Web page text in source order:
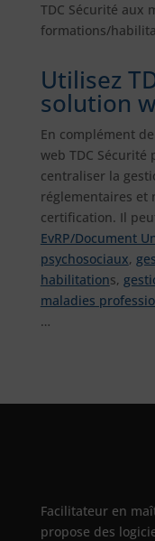
TDC Sécurité aux
formations/
Utilisez
solution
En complément
web TDC
centraliser la
réglementaires et
certification. Il
EvRP/Document
psychosociaux,
habilitations,
maladies
…
Facilitateur en
propose des